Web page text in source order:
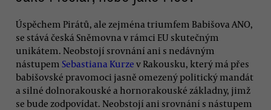
Úspěchem Pirátů, ale zejména triumfem Babišova ANO,
se stává česká Sněmovna v rámci EU skutečným
unikátem. Neobstojí srovnání ani s nedávným
nástupem Sebastiana Kurze v Rakousku, který má přes
babišovské pravomoci jasně omezený politický mandát
a silné dolnorakouské a hornorakouské základny, jimž
se bude zodpovídat. Neobstojí ani srovnání s nástupem